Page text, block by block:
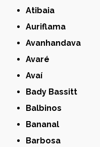
Atibaia
Auriflama
Avanhandava
Avaré
Avaí
Bady Bassitt
Balbinos
Bananal
Barbosa